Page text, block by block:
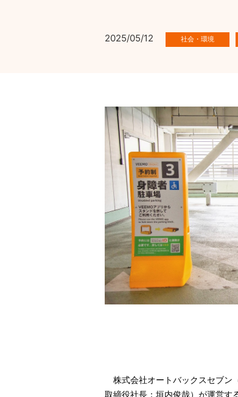
2025/05/12
株式会社オートバックスセブン
取締役社長：垣内俊哉）が運営す